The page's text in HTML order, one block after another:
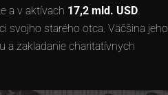
a v aktívach 17,2 mld. USD
svojho starého otca. Väčšina jeho
a zakladanie charitatívnych